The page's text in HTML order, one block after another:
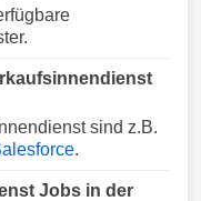
sind z.B.
.
Jobs in der